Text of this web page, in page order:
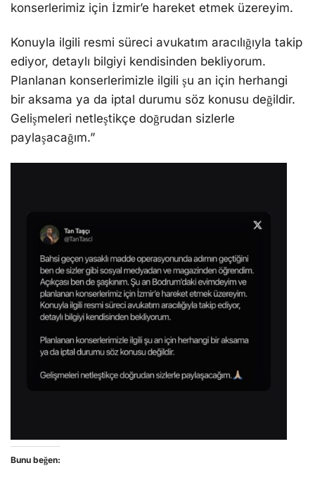
konserlerimiz için İzmir’e hareket etmek üzereyim.
Konuyla ilgili resmi süreci avukatım aracılığıyla takip
ediyor, detaylı bilgiyi kendisinden bekliyorum.
Planlanan konserlerimizle ilgili şu an için herhangi
bir aksama ya da iptal durumu söz konusu değildir.
Gelişmeleri netleştikçe doğrudan sizlerle
paylaşacağım.”
Bunu beğen: